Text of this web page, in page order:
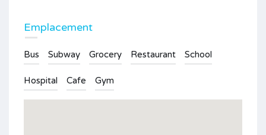
Emplacement
Bus Subway Grocery Restaurant School
Hospital Cafe Gym